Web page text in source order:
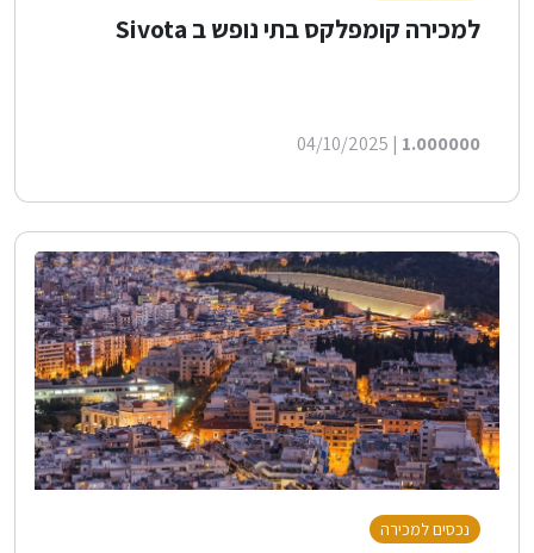
למכירה קומפלקס בתי נופש ב Sivota
1.000000
| 04/10/2025
נכסים למכירה